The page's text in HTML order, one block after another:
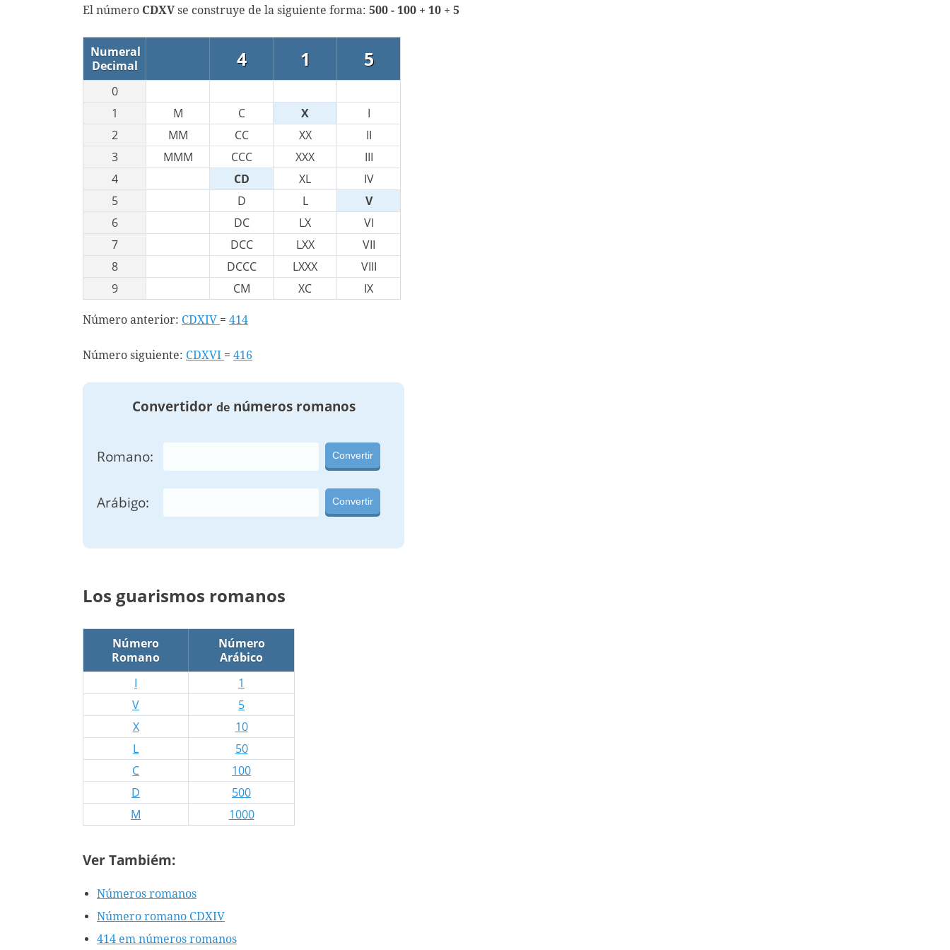
El número CDXVse construye de la siguiente forma: 500 - 100 + 10 + 5
Numeral
Decimal
4 1 5
0
1
M C X
I
2
MM CC XX
II
3
MMM CCC XXX
III
4
CD XL
IV
5
D L
V
6
DC LX
VI
7
DCC LXX
VII
8
DCCC LXXX
VIII
9
CM XC IX
Número anterior: CDXIV = 414
Número siguiente: CDXVI = 416
Convertidor denúmeros romanos
Romano: Convertir
Arábigo: Convertir
Los guarismos romanos
Número
Romano
Número
Arábico
I
1
V
5
X
10
L
50
C
100
D
500
M
1000
Ver Tambiém:
Números romanos
Número romano CDXIV
414 em números romanos